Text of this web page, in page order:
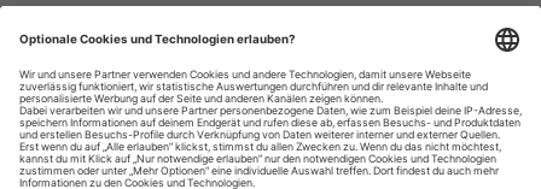
Datenschutzhinweise
Impressum
Privatsphäre-Einstellungen